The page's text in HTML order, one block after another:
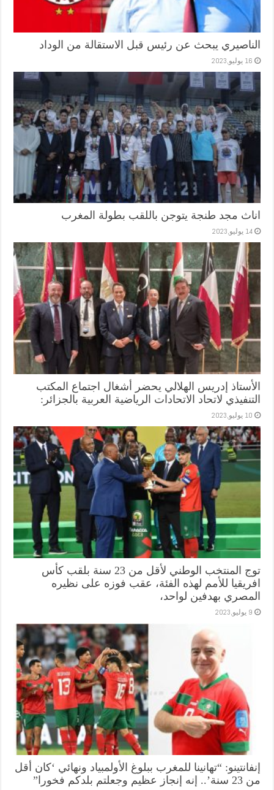
الناصيري يبحث عن رئيس قبل الاستقالة من الوداد
16 يوليو,2023
اناث مجد طنجة يتوجن باللقب بطولة المغرب
14 يوليو,2023
الأستاذ إدريس الهلالي يحضر أشغال اجتماع المكتب
التنفيذي لاتحاد الاتحادات الرياضية العربية بالجزائر:
10 يوليو,2023
توج المنتخب الوطني لأقل من 23 سنة بلقب كأس
افريقيا للأمم لهذه الفئة، عقب فوزه على نظيره
المصري بهدفين لواحد،
9 يوليو,2023
إنفانتينو: “تهانينا للمغرب ببلوغ الأولمبياد ونهائي ‘كان أقل
من 23 سنة’.. إنه إنجاز عظيم وجعلتم بلدكم فخورا”